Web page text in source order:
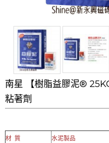
南星 【樹脂益膠泥®
粘著劑
材 質
水泥製品